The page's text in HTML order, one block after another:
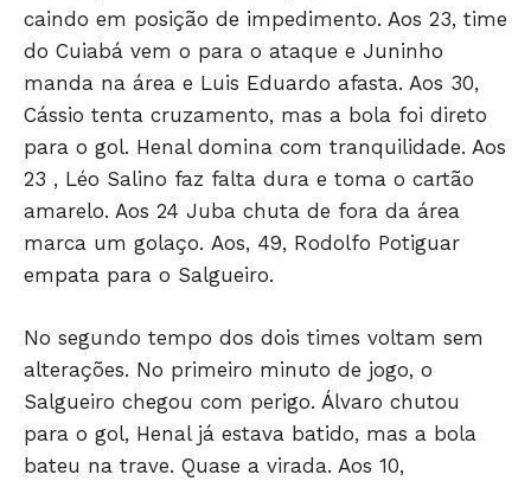
caindo em posição de impedimento. Aos 23, time
do Cuiabá vem o para o ataque e Juninho
manda na área e Luis Eduardo afasta. Aos 30,
Cássio tenta cruzamento, mas a bola foi direto
para o gol. Henal domina com tranquilidade. Aos
23 , Léo Salino faz falta dura e toma o cartão
amarelo. Aos 24 Juba chuta de fora da área
marca um golaço. Aos, 49, Rodolfo Potiguar
empata para o Salgueiro.
No segundo tempo dos dois times voltam sem
alterações. No primeiro minuto de jogo, o
Salgueiro chegou com perigo. Álvaro chutou
para o gol, Henal já estava batido, mas a bola
bateu na trave. Quase a virada. Aos 10,